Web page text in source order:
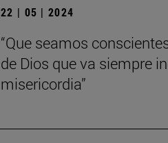
22 | 05 | 2024
“Que seamos
de Dios que va siempre
misericordia”